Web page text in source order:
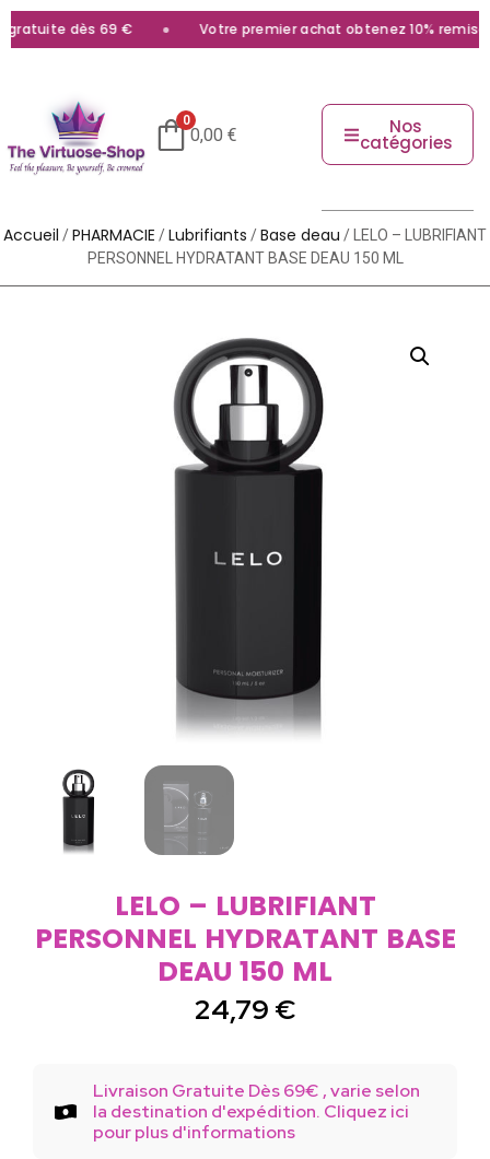
dès 69 € Votre premier achat obtenez 10% remise
0
0,00 € Nos
catégories
Accueil /PHARMACIE /Lubrifiants /Base deau / LELO – LUBRIFIANT
PERSONNEL HYDRATANT BASE DEAU 150 ML
LELO – LUBRIFIANT
PERSONNEL HYDRATANT BASE
DEAU 150 ML
24,79 €
Livraison Gratuite Dès 69€ , varie selon
la destination d'expédition. Cliquez ici
pour plus d'informations